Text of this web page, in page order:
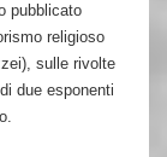
pubblicato
religioso
sulle rivolte
due esponenti